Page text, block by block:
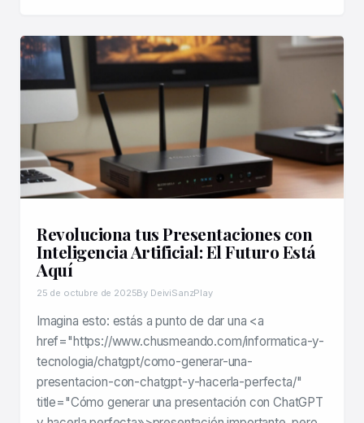
Revoluciona tus Presentaciones con
Inteligencia Artificial: El Futuro Está
Aquí
25 de octubre de 2025By DeiviSanzPlay
Imagina esto: estás a punto de dar una <a
href="https://www.chusmeando.com/informatica-y-
tecnologia/chatgpt/como-generar-una-
presentacion-con-chatgpt-y-hacerla-perfecta/"
title="Cómo generar una presentación con ChatGPT